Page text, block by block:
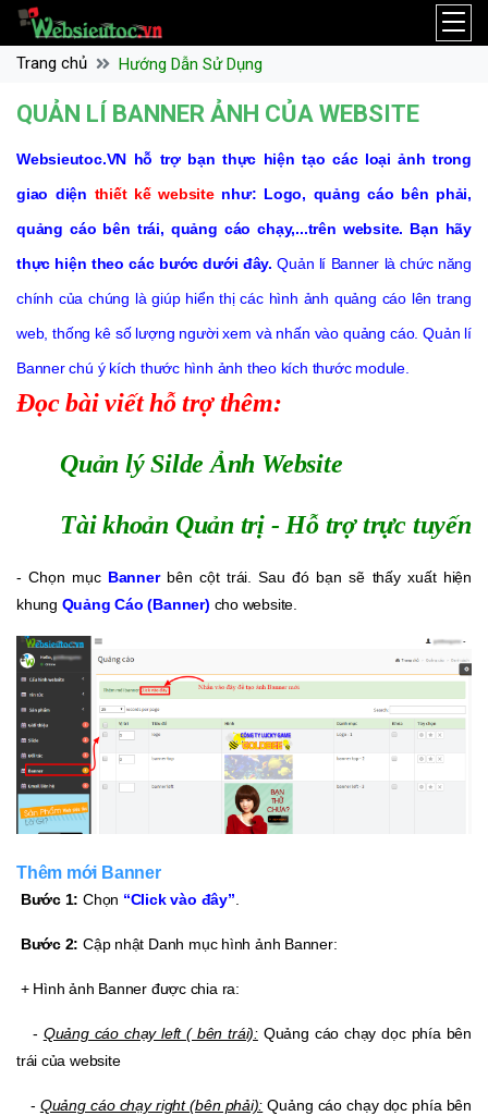
Trang chủ Hướng Dẫn Sử Dụng
QUẢN LÍ BANNER ẢNH CỦA WEBSITE
Websieutoc.VN hỗ trợ bạn thực hiện tạo các loại ảnh trong
giao diện thiết kế websitenhư: Logo, quảng cáo bên phải,
quảng cáo bên trái, quảng cáo chạy,...trên website. Bạn hãy
thực hiện theo các bước dưới đây.Quản lí Banner là chức năng
chính của chúng là giúp hiển thị các hình ảnh quảng cáo lên trang
web, thống kê số lượng người xem và nhấn vào quảng cáo. Quản lí
Banner chú ý kích thước hình ảnh theo kích thước module.
Đọc bài viết hỗ trợ thêm:
Quản lý Silde Ảnh Website
Tài khoản Quản trị - Hỗ trợ trực tuyến
- Chọn mục Bannerbên cột trái. Sau đó bạn sẽ thấy xuất hiện
khung Quảng Cáo (Banner) cho website.
Thêm mới Banner
Bước 1: Chọn “Click vào đây”
Bước 2:Cập nhật Danh mục hình ảnh Banner:
+ Hình ảnh Banner được chia ra:
- Quảng cáo chạy left ( bên trái):Quảng cáo chạy dọc phía bên
trái của website
- Quảng cáo chạy right (bên phải): Quảng cáo chạy dọc phía bên